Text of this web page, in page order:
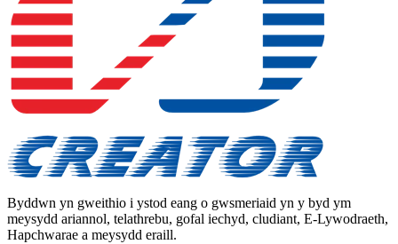
Byddwn yn gweithio i ystod eang o gwsmeriaid yn y byd ym
meysydd ariannol, telathrebu, gofal iechyd, cludiant, E-Lywodraeth,
Hapchwarae a meysydd eraill.